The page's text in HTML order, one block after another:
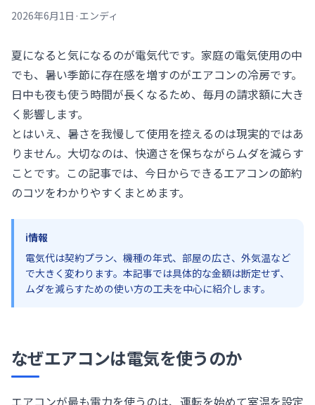
2026年6月1日 ·エンディ
夏になると気になるのが電気代です。家庭の電気使用の中
でも、暑い季節に存在感を増すのがエアコンの冷房です。
日中も夜も使う時間が長くなるため、毎月の請求額に大き
く影響します。
とはいえ、暑さを我慢して使用を控えるのは現実的ではあ
りません。大切なのは、快適さを保ちながらムダを減らす
ことです。この記事では、今日からできるエアコンの節約
のコツをわかりやすくまとめます。
ℹ️情報
電気代は契約プラン、機種の年式、部屋の広さ、外気温など
で大きく変わります。本記事では具体的な金額は断定せず、
ムダを減らすための使い方の工夫を中心に紹介します。
なぜエアコンは電気を使うのか
エアコンが最も電力を使うのは、運転を始めて室温を設定